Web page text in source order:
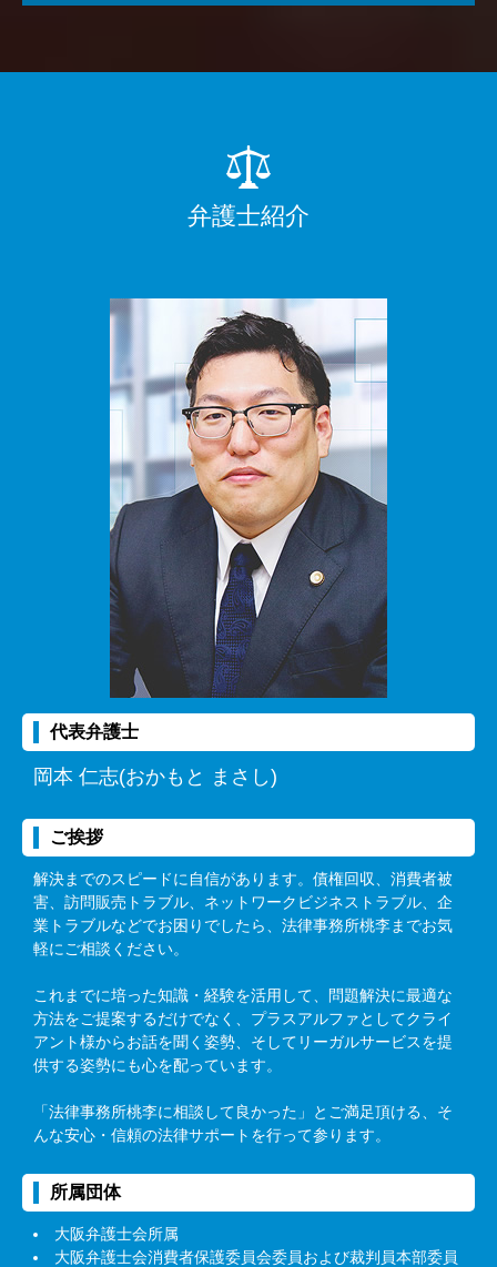
弁護士紹介
代表弁護士
岡本 仁志(おかもと まさし)
ご挨拶
解決までのスピードに自信があります。債権回収、消費者被
害、訪問販売トラブル、ネットワークビジネストラブル、企
業トラブルなどでお困りでしたら、法律事務所桃李までお気
軽にご相談ください。
これまでに培った知識・経験を活用して、問題解決に最適な
方法をご提案するだけでなく、プラスアルファとしてクライ
アント様からお話を聞く姿勢、そしてリーガルサービスを提
供する姿勢にも心を配っています。
「法律事務所桃李に相談して良かった」とご満足頂ける、そ
んな安心・信頼の法律サポートを行って参ります。
所属団体
大阪弁護士会所属
大阪弁護士会消費者保護委員会委員および裁判員本部委員